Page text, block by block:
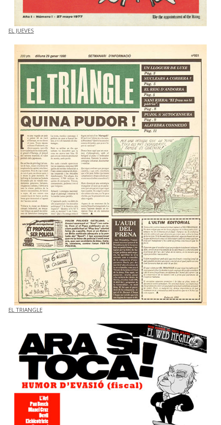
EL JUEVES
EL TRIANGLE